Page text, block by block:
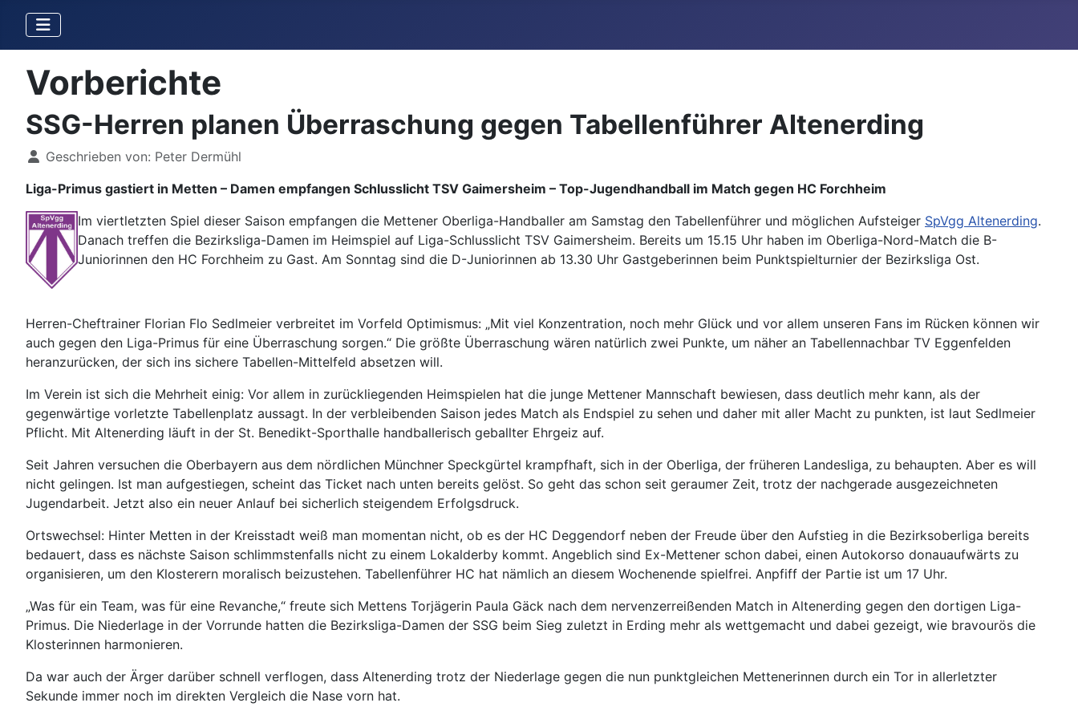
Vorberichte
SSG-Herren planen Überraschung gegen Tabellenführer Altenerding
DetailsGeschrieben von: Peter Dermühl
Liga-Primus gastiert in Metten – Damen empfangen Schlusslicht TSV Gaimersheim – Top-Jugendhandball im Match gegen HC Forchheim
Im viertletzten Spiel dieser Saison empfangen die Mettener Oberliga-Handballer am Samstag den Tabellenführer und möglichen Aufsteiger SpVgg Altenerding.
Danach treffen die Bezirksliga-Damen im Heimspiel auf Liga-Schlusslicht TSV Gaimersheim. Bereits um 15.15 Uhr haben im Oberliga-Nord-Match die B-
Juniorinnen den HC Forchheim zu Gast. Am Sonntag sind die D-Juniorinnen ab 13.30 Uhr Gastgeberinnen beim Punktspielturnier der Bezirksliga Ost.
Herren-Cheftrainer Florian Flo Sedlmeier verbreitet im Vorfeld Optimismus: „Mit viel Konzentration, noch mehr Glück und vor allem unseren Fans im Rücken können wir
auch gegen den Liga-Primus für eine Überraschung sorgen.“ Die größte Überraschung wären natürlich zwei Punkte, um näher an Tabellennachbar TV Eggenfelden
heranzurücken, der sich ins sichere Tabellen-Mittelfeld absetzen will.
Im Verein ist sich die Mehrheit einig: Vor allem in zurückliegenden Heimspielen hat die junge Mettener Mannschaft bewiesen, dass deutlich mehr kann, als der
gegenwärtige vorletzte Tabellenplatz aussagt. In der verbleibenden Saison jedes Match als Endspiel zu sehen und daher mit aller Macht zu punkten, ist laut Sedlmeier
Pflicht. Mit Altenerding läuft in der St. Benedikt-Sporthalle handballerisch geballter Ehrgeiz auf.
Seit Jahren versuchen die Oberbayern aus dem nördlichen Münchner Speckgürtel krampfhaft, sich in der Oberliga, der früheren Landesliga, zu behaupten. Aber es will
nicht gelingen. Ist man aufgestiegen, scheint das Ticket nach unten bereits gelöst. So geht das schon seit geraumer Zeit, trotz der nachgerade ausgezeichneten
Jugendarbeit. Jetzt also ein neuer Anlauf bei sicherlich steigendem Erfolgsdruck.
Ortswechsel: Hinter Metten in der Kreisstadt weiß man momentan nicht, ob es der HC Deggendorf neben der Freude über den Aufstieg in die Bezirksoberliga bereits
bedauert, dass es nächste Saison schlimmstenfalls nicht zu einem Lokalderby kommt. Angeblich sind Ex-Mettener schon dabei, einen Autokorso donauaufwärts zu
organisieren, um den Klosterern moralisch beizustehen. Tabellenführer HC hat nämlich an diesem Wochenende spielfrei. Anpfiff der Partie ist um 17 Uhr.
„Was für ein Team, was für eine Revanche,“ freute sich Mettens Torjägerin Paula Gäck nach dem nervenzerreißenden Match in Altenerding gegen den dortigen Liga-
Primus. Die Niederlage in der Vorrunde hatten die Bezirksliga-Damen der SSG beim Sieg zuletzt in Erding mehr als wettgemacht und dabei gezeigt, wie bravourös die
Klosterinnen harmonieren.
Da war auch der Ärger darüber schnell verflogen, dass Altenerding trotz der Niederlage gegen die nun punktgleichen Mettenerinnen durch ein Tor in allerletzter
Sekunde immer noch im direkten Vergleich die Nase vorn hat.